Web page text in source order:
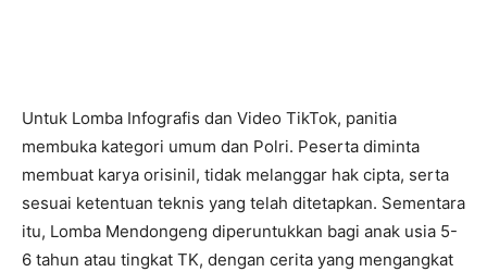
Untuk Lomba Infografis dan Video TikTok, panitia
membuka kategori umum dan Polri. Peserta diminta
membuat karya orisinil, tidak melanggar hak cipta, serta
sesuai ketentuan teknis yang telah ditetapkan. Sementara
itu, Lomba Mendongeng diperuntukkan bagi anak usia 5-
6 tahun atau tingkat TK, dengan cerita yang mengangkat